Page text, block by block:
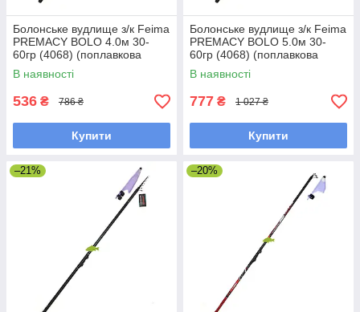
Болонське вудлище з/к Feima
PREMACY BOLO 4.0м 30-
60гр (4068) (поплавкова
вудка)
В наявності
536 ₴ 786 ₴
Купити
Болонське вудлище з/к Feima
PREMACY BOLO 5.0м 30-
60гр (4068) (поплавкова
вудка)
В наявності
777 ₴ 1 027 ₴
Купити
–21% –20%